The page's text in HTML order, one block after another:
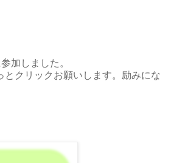
加しました。
クリックお願いします。励みにな